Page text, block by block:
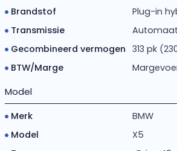
Brandstof
Plug-in
Transmissie
Automaat
Gecombineerd vermogen
313 pk
BTW/Marge
Model
Merk
BMW
Model
X5